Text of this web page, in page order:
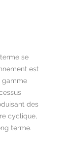
se
est
gamme
des
cyclique,
terme.